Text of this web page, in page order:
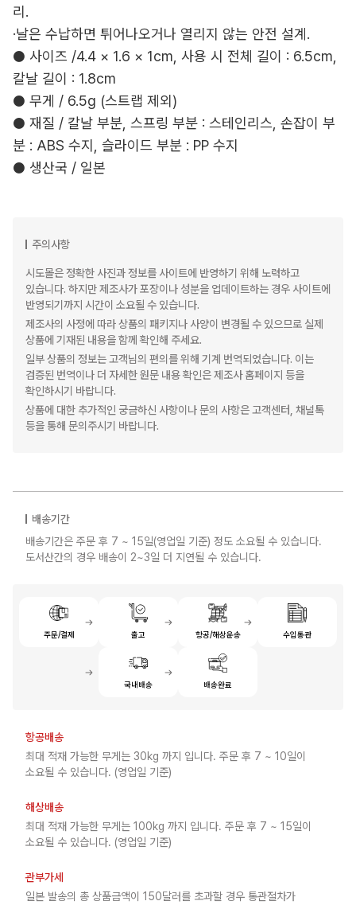
리.
·날은 수납하면 튀어나오거나 열리지 않는 안전 설계.
● 사이즈 /4.4 × 1.6 × 1cm, 사용 시 전체 길이 : 6.5cm,
칼날 길이 : 1.8cm
● 무게 / 6.5g (스트랩 제외)
● 재질 / 칼날 부분, 스프링 부분 : 스테인리스, 손잡이 부
분 : ABS 수지, 슬라이드 부분 : PP 수지
● 생산국 / 일본
주의사항
시도몰은 정확한 사진과 정보를 사이트에 반영하기 위해 노력하고
있습니다. 하지만 제조사가 포장이나 성분을 업데이트하는 경우 사이트에
반영되기까지 시간이 소요될 수 있습니다.
제조사의 사정에 따라 상품의 패키지나 사양이 변경될 수 있으므로 실제
상품에 기재된 내용을 함께 확인해 주세요.
일부 상품의 정보는 고객님의 편의를 위해 기계 번역되었습니다. 이는
검증된 번역이나 더 자세한 원문 내용 확인은 제조사 홈페이지 등을
확인하시기 바랍니다.
상품에 대한 추가적인 궁금하신 사항이나 문의 사항은 고객센터, 채널톡
등을 통해 문의주시기 바랍니다.
배송기간
배송기간은 주문 후 7 ~ 15일(영업일 기준) 정도 소요될 수 있습니다.
도서산간의 경우 배송이 2~3일 더 지연될 수 있습니다.
주문/결제 출고 항공/해상운송 수입통관
국내배송 배송완료
항공배송
최대 적재 가능한 무게는 30kg 까지 입니다. 주문 후 7 ~ 10일이
소요될 수 있습니다. (영업일 기준)
해상배송
최대 적재 가능한 무게는 100kg 까지 입니다. 주문 후 7 ~ 15일이
소요될 수 있습니다. (영업일 기준)
관부가세
일본 발송의 총 상품금액이 150달러를 초과할 경우 통관절차가